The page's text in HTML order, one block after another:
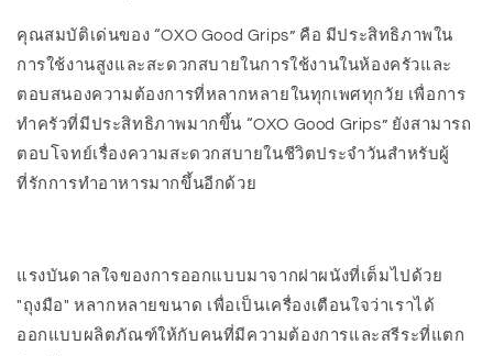
คุณสมบัติเด่นของ “OXO Good Grips” คือ มีประสิทธิภาพใน
การใช้งานสูงและสะดวกสบายในการใช้งานในห้องครัวและ
ตอบสนองความต้องการที่หลากหลายในทุกเพศทุกวัย เพื่อการ
ทำครัวที่มีประสิทธิภาพมากขึ้น “OXO Good Grips” ยังสามารถ
ตอบโจทย์เรื่องความสะดวกสบายในชีวิตประจำวันสำหรับผู้
ที่รักการทำอาหารมากขึ้นอีกด้วย
แรงบันดาลใจของการออกแบบมาจากฝาผนังที่เต็มไปด้วย
"ถุงมือ" หลากหลายขนาด เพื่อเป็นเครื่องเตือนใจว่าเราได้
ออกแบบผลิตภัณฑ์ให้กับคนที่มีความต้องการและสรีระที่แตก